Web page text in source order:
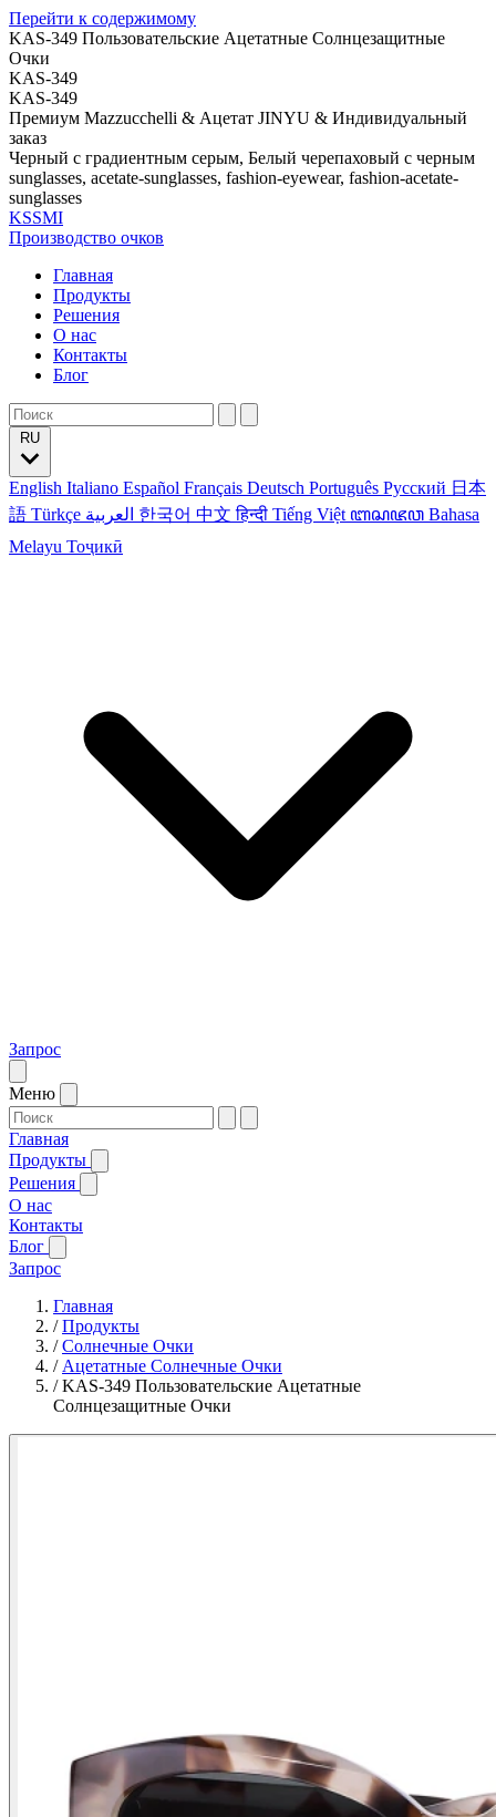
Перейти к содержимому
KAS-349 Пользовательские Ацетатные Солнцезащитные
Очки
KAS-349
KAS-349
Премиум Mazzucchelli & Ацетат JINYU & Индивидуальный
заказ
Черный с градиентным серым, Белый черепаховый с черным
sunglasses, acetate-sunglasses, fashion-eyewear, fashion-acetate-
sunglasses
KSSMI
Производство очков
Главная
Продукты
Решения
О нас
Контакты
Блог
English Italiano Español Français Deutsch Português Русский 日本
語 Türkçe 한국어 中文हिन्दी Tiếng Việt ꦧꦱꦗꦮ Bahasa
Melayu Тоҷикӣ
Запрос
Меню
Главная
Продукты
Решения
О нас
Контакты
Блог
Запрос
Главная
/Продукты
/Солнечные Очки
/ Ацетатные Солнечные Очки
/KAS-349 Пользовательские Ацетатные
Солнцезащитные Очки